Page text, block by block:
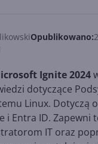
Opublikowano:
Ignite 2024
dotyczące
Linux. Dotyczą
i Entra ID. Zapewni
IT oraz